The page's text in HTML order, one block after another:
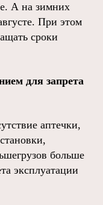
А на зимних
При этом
сроки
для запрета
аптечки,
больше
эксплуатации